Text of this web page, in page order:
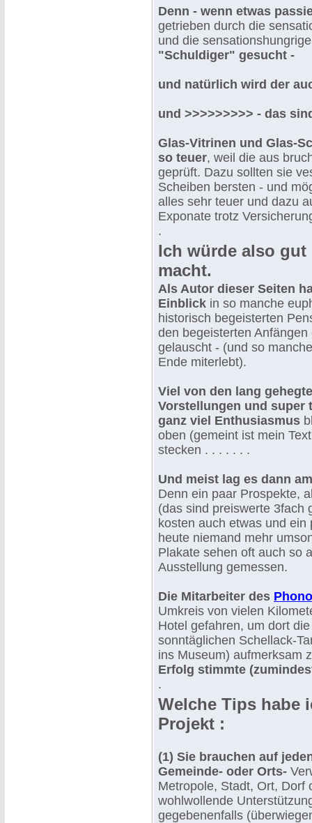
Denn - wenn etwas
getrieben durch die
und die
"Schuldiger" gesucht -
und natürlich wird der
und >>>>>>>>> - das
Glas-Vitrinen und Glas-
so teuer, weil die aus
geprüft. Dazu sollten sie
Scheiben bersten - und
alles sehr teuer und dazu
Exponate trotz
.
Ich würde also
macht.
Als Autor dieser Seiten
Einblick in so manche
historisch begeisterten
den begeisterten
gelauscht - (und so
Ende miterlebt).
Viel von den lang
Vorstellungen und super
ganz viel Enthusiasmus
oben (gemeint ist mein
stecken . . . . . . .
Und meist lag es dann
Denn ein paar Prospekte,
(das sind preiswerte 3fach
kosten auch etwas und
heute niemand mehr
Plakate sehen oft auch so
Ausstellung gemessen.
Die Mitarbeiter des
Umkreis von vielen
Hotel gefahren, um dort
sonntäglichen Schellack-
ins Museum) aufmerksam
Erfolg stimmte
.
Welche Tips habe
Projekt :
(1) Sie brauchen auf
Gemeinde- oder Orts-
Metropole, Stadt, Ort, Dorf
wohlwollende
gegebenenfalls